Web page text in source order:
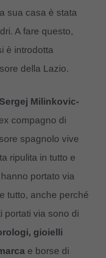
sua casa è stata
A fare questo,
è introdotta
della Lazio.
Sergej Milinkovic-
compagno di
spagnolo vive
ripulita in tutto e
portato via
tutto, anche perché
portati via sono di
gioielli
e borse di